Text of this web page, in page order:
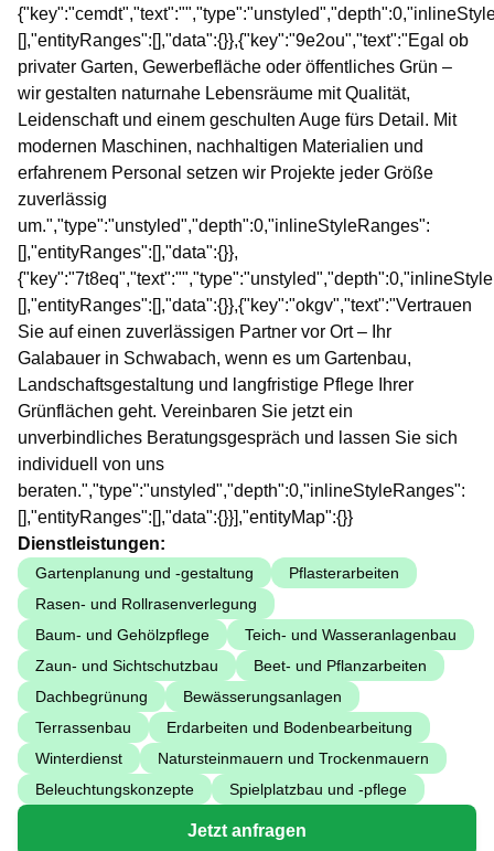
[],"entityRanges":[],"data":{}},{"key":"9e2ou","text":"Egal ob
privater Garten, Gewerbefläche oder öffentliches Grün –
wir gestalten naturnahe Lebensräume mit Qualität,
Leidenschaft und einem geschulten Auge fürs Detail. Mit
modernen Maschinen, nachhaltigen Materialien und
erfahrenem Personal setzen wir Projekte jeder Größe
zuverlässig
um.","type":"unstyled","depth":0,"inlineStyleRanges":
[],"entityRanges":[],"data":{}},
[],"entityRanges":[],"data":{}},{"key":"okgv","text":"Vertrauen
Sie auf einen zuverlässigen Partner vor Ort – Ihr
Galabauer in Schwabach, wenn es um Gartenbau,
Landschaftsgestaltung und langfristige Pflege Ihrer
Grünflächen geht. Vereinbaren Sie jetzt ein
unverbindliches Beratungsgespräch und lassen Sie sich
individuell von uns
beraten.","type":"unstyled","depth":0,"inlineStyleRanges":
[],"entityRanges":[],"data":{}}],"entityMap":{}}
Dienstleistungen:
Gartenplanung und -gestaltung
Pflasterarbeiten
Rasen- und Rollrasenverlegung
Baum- und Gehölzpflege
Teich- und Wasseranlagenbau
Zaun- und Sichtschutzbau
Beet- und Pflanzarbeiten
Dachbegrünung
Bewässerungsanlagen
Terrassenbau
Erdarbeiten und Bodenbearbeitung
Winterdienst
Natursteinmauern und Trockenmauern
Beleuchtungskonzepte
Spielplatzbau und -pflege
Jetzt anfragen